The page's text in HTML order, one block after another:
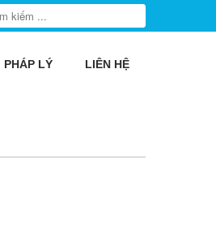
PHÁP LÝ LIÊN HỆ